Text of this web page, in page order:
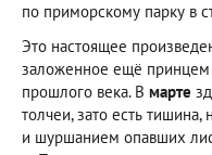
по приморскому парку в
Это настоящее
заложенное ещё принцем
прошлого века. В марте
толчеи, зато есть
и шуршанием опавших